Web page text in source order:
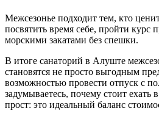
Межсезонье подходит тем, кто
посвятить время себе, пройти курс
морскими закатами без спешки.
В итоге санаторий в Алуште
становятся не просто выгодным
возможностью провести отпуск с
задумываетесь, почему стоит ехать
прост: это идеальный баланс